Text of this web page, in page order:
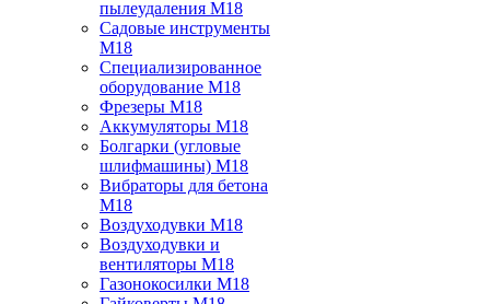
пылеудаления M18
Садовые инструменты
M18
Специализированное
оборудование M18
Фрезеры M18
Аккумуляторы M18
Болгарки (угловые
шлифмашины) M18
Вибраторы для бетона
M18
Воздуходувки M18
Воздуходувки и
вентиляторы M18
Газонокосилки M18